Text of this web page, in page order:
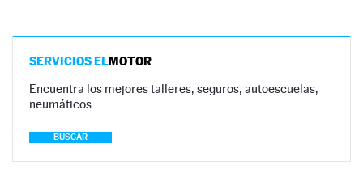
SERVICIOS ELMOTOR
Encuentra los mejores talleres, seguros, autoescuelas,
neumáticos…
BUSCAR